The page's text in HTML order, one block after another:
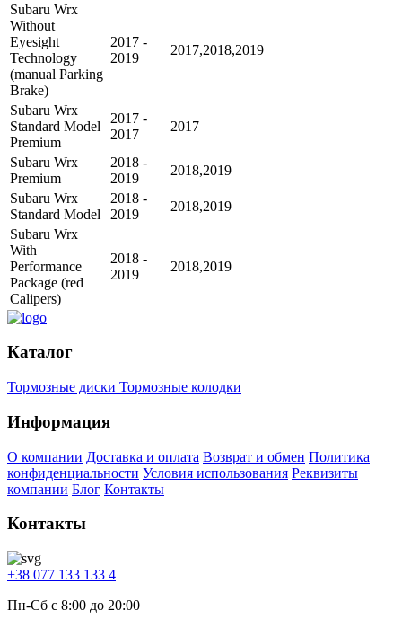
Subaru Wrx
Without
Eyesight
Technology
(manual Parking
Brake)
2017 -
2019
2017,2018,2019
Subaru Wrx
Standard Model
Premium
2017 -
2017
2017
Subaru Wrx
Premium
2018 -
2019
2018,2019
Subaru Wrx
Standard Model
2018 -
2019
2018,2019
Subaru Wrx
With
Performance
Package (red
Calipers)
2018 -
2019
2018,2019
Каталог
Тормозные диски Тормозные колодки
Информация
О компании Доставка и оплата Возврат и обмен Политика
конфиденциальности Условия использования Реквизиты
компании Блог Контакты
Контакты
+38 077 133 133 4
Пн-Сб с 8:00 до 20:00